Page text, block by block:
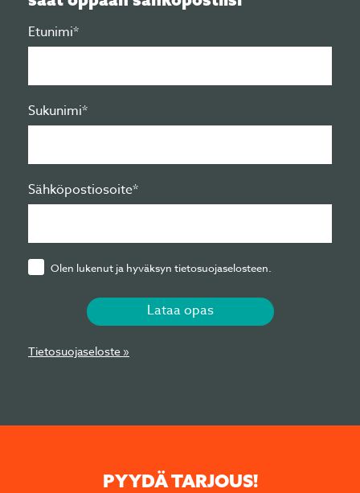
Etunimi*
Sukunimi*
Sähköpostiosoite*
Olen lukenut ja hyväksyn tietosuojaselosteen.
Lataa opas
Tietosuojaseloste »
PYYDÄ TARJOUS!